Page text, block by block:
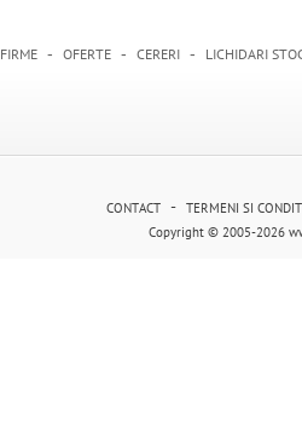
FIRME - OFERTE - CERERI - LICHIDARI
CONTACT - TERMENI SI
Copyright © 2005-2026